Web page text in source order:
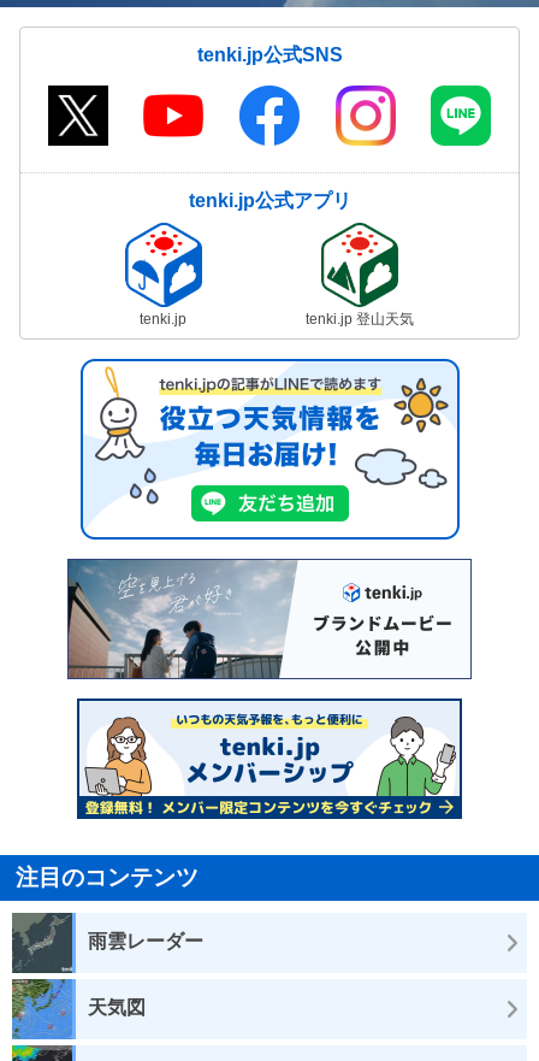
tenki.jp公式SNS
tenki.jp公式アプリ
tenki.jp tenki.jp 登山天気
注目のコンテンツ
雨雲レーダー
天気図